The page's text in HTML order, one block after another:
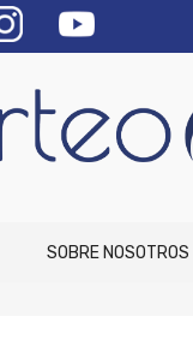
SOBRE NOSOTROS